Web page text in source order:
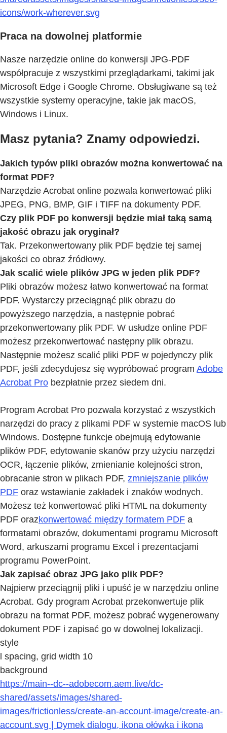
icons/work-wherever.svg
Praca na dowolnej platformie
Nasze narzędzie online do konwersji JPG-PDF
współpracuje z wszystkimi przeglądarkami, takimi jak
Microsoft Edge i Google Chrome. Obsługiwane są też
wszystkie systemy operacyjne, takie jak macOS,
Windows i Linux.
Masz pytania? Znamy odpowiedzi.
Jakich typów pliki obrazów można konwertować na
format PDF?
Narzędzie Acrobat online pozwala konwertować pliki
JPEG, PNG, BMP, GIF i TIFF na dokumenty PDF.
Czy plik PDF po konwersji będzie miał taką samą
jakość obrazu jak oryginał?
Tak. Przekonwertowany plik PDF będzie tej samej
jakości co obraz źródłowy.
Jak scalić wiele plików JPG w jeden plik PDF?
Pliki obrazów możesz łatwo konwertować na format
PDF. Wystarczy przeciągnąć plik obrazu do
powyższego narzędzia, a następnie pobrać
przekonwertowany plik PDF. W usłudze online PDF
możesz przekonwertować następny plik obrazu.
Następnie możesz scalić pliki PDF w pojedynczy plik
PDF, jeśli zdecydujesz się wypróbować program Adobe
Acrobat Pro bezpłatnie przez siedem dni.
Program Acrobat Pro pozwala korzystać z wszystkich
narzędzi do pracy z plikami PDF w systemie macOS lub
Windows. Dostępne funkcje obejmują edytowanie
plików PDF, edytowanie skanów przy użyciu narzędzi
OCR, łączenie plików, zmienianie kolejności stron,
obracanie stron w plikach PDF, zmniejszanie plików
PDF oraz wstawianie zakładek i znaków wodnych.
Możesz też konwertować pliki HTML na dokumenty
PDF orazkonwertować między formatem PDF a
formatami obrazów, dokumentami programu Microsoft
Word, arkuszami programu Excel i prezentacjami
programu PowerPoint.
Jak zapisać obraz JPG jako plik PDF?
Najpierw przeciągnij pliki i upuść je w narzędziu online
Acrobat. Gdy program Acrobat przekonwertuje plik
obrazu na format PDF, możesz pobrać wygenerowany
dokument PDF i zapisać go w dowolnej lokalizacji.
style
l spacing, grid width 10
background
https://main--dc--adobecom.aem.live/dc-
shared/assets/images/shared-
images/frictionless/create-an-account-image/create-an-
account.svg | Dymek dialogu, ikona ołówka i ikona